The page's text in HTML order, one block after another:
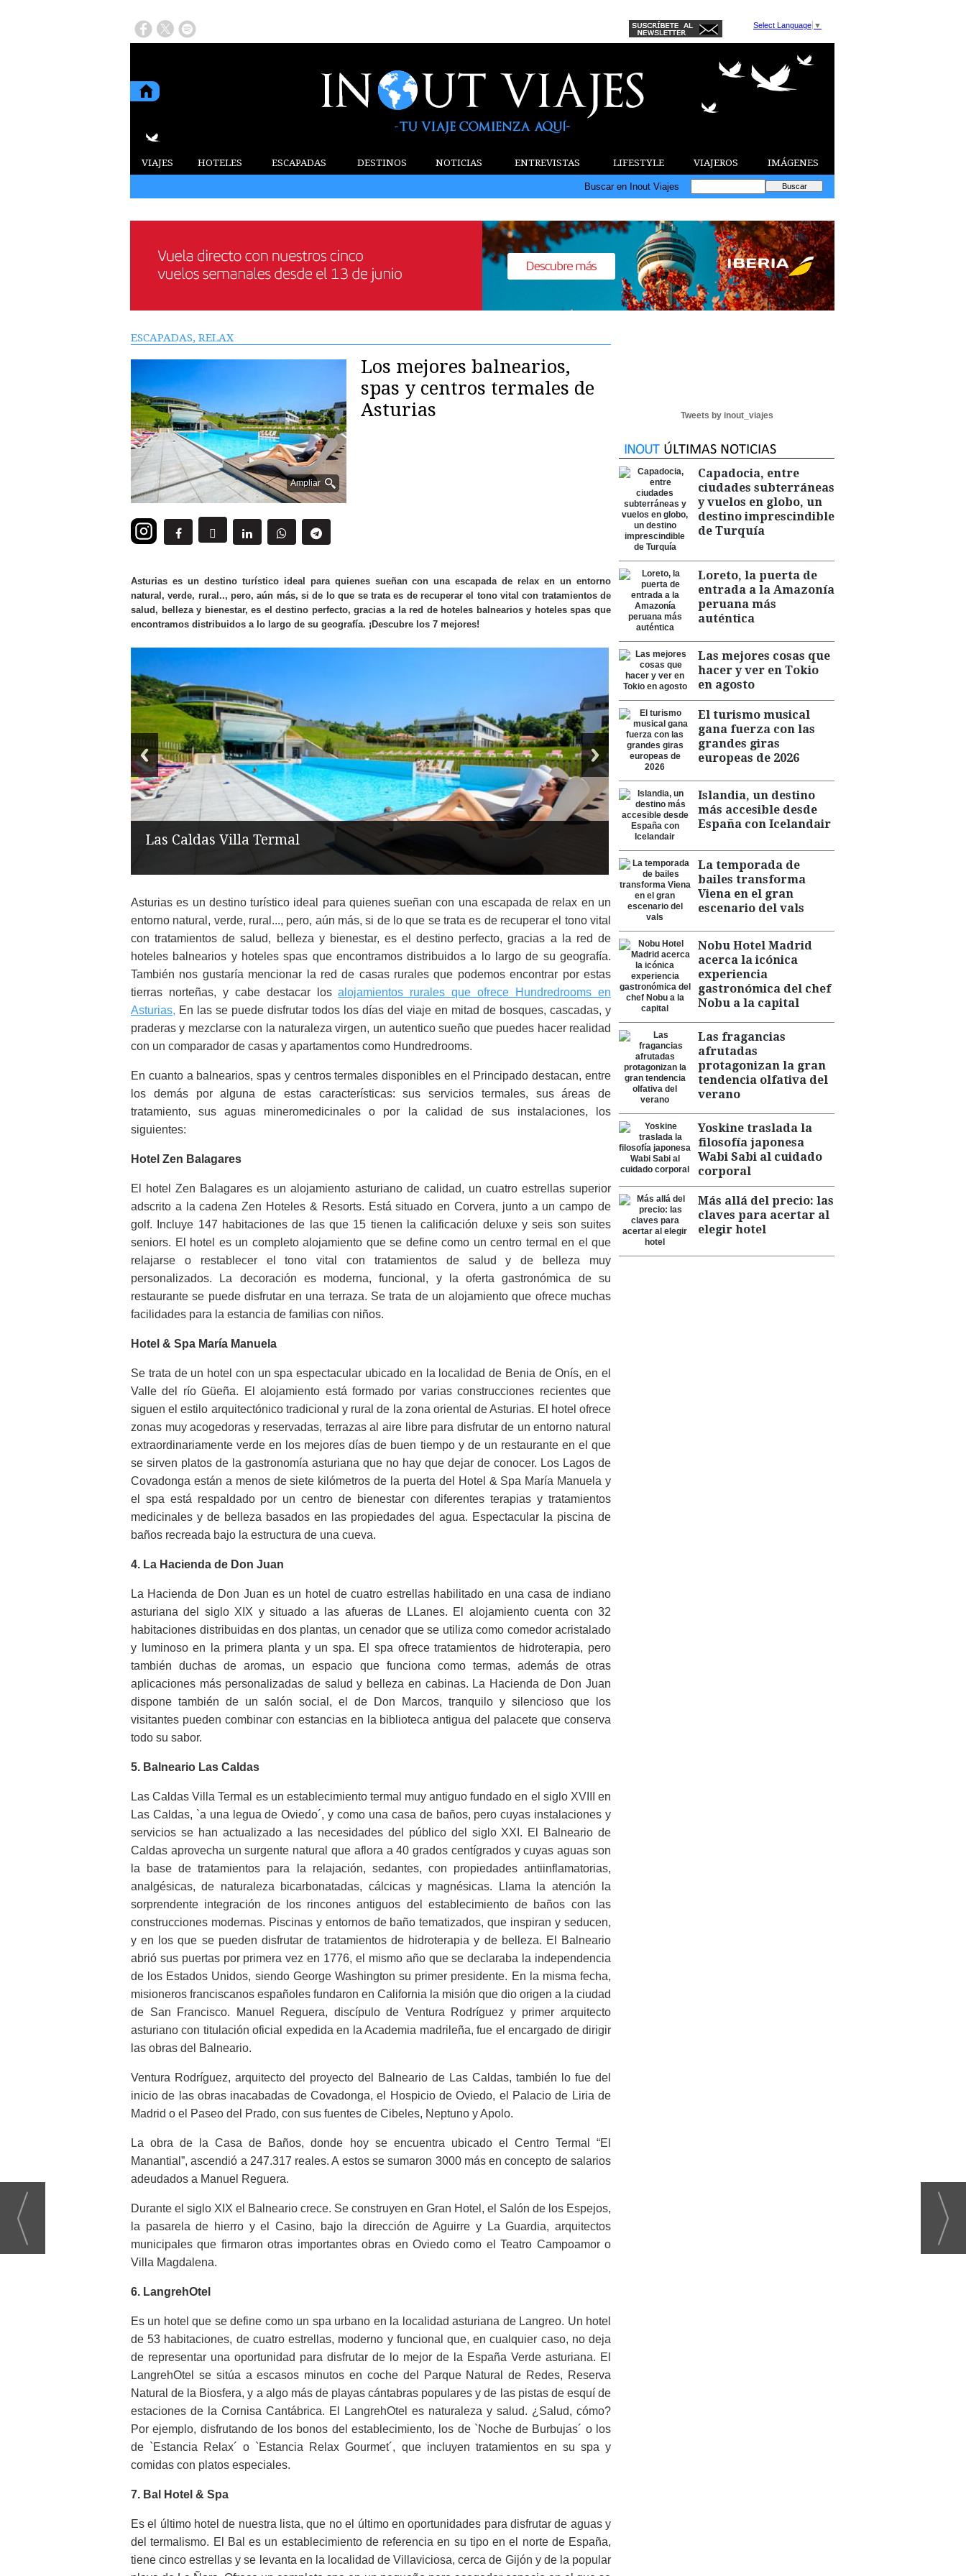
Select Language ▼
VIAJES HOTELES ESCAPADAS DESTINOS NOTICIAS ENTREVISTAS LIFESTYLE VIAJEROS IMÁGENES
Buscar en Inout Viajes
ESCAPADAS, RELAX
Ampliar
Los mejores balnearios,
spas y centros termales de
Asturias
Asturias es un destino turístico ideal para quienes sueñan con una escapada de relax en un entorno
natural, verde, rural.., pero, aún más, si de lo que se trata es de recuperar el tono vital con tratamientos de
salud, belleza y bienestar, es el destino perfecto, gracias a la red de hoteles balnearios y hoteles spas que
encontramos distribuidos a lo largo de su geografía. ¡Descubre los 7 mejores!
Las Caldas Villa Termal
Asturias es un destino turístico ideal para quienes sueñan con una escapada de relax en un
entorno natural, verde, rural..., pero, aún más, si de lo que se trata es de recuperar el tono vital
con tratamientos de salud, belleza y bienestar, es el destino perfecto, gracias a la red de
hoteles balnearios y hoteles spas que encontramos distribuidos a lo largo de su geografía.
También nos gustaría mencionar la red de casas rurales que podemos encontrar por estas
tierras norteñas, y cabe destacar losalojamientos rurales que ofrece Hundredrooms en
Asturias, En las se puede disfrutar todos los días del viaje en mitad de bosques, cascadas, y
praderas y mezclarse con la naturaleza virgen, un autentico sueño que puedes hacer realidad
con un comparador de casas y apartamentos como Hundredrooms.
En cuanto a balnearios, spas y centros termales disponibles en el Principado destacan, entre
los demás por alguna de estas características: sus servicios termales, sus áreas de
tratamiento, sus aguas mineromedicinales o por la calidad de sus instalaciones, los
siguientes:
Hotel Zen Balagares
El hotel Zen Balagares es un alojamiento asturiano de calidad, un cuatro estrellas superior
adscrito a la cadena Zen Hoteles & Resorts. Está situado en Corvera, junto a un campo de
golf. Incluye 147 habitaciones de las que 15 tienen la calificación deluxe y seis son suites
seniors. El hotel es un completo alojamiento que se define como un centro termal en el que
relajarse o restablecer el tono vital con tratamientos de salud y de belleza muy
personalizados. La decoración es moderna, funcional, y la oferta gastronómica de su
restaurante se puede disfrutar en una terraza. Se trata de un alojamiento que ofrece muchas
facilidades para la estancia de familias con niños.
Hotel & Spa María Manuela
Se trata de un hotel con un spa espectacular ubicado en la localidad de Benia de Onís, en el
Valle del río Güeña. El alojamiento está formado por varias construcciones recientes que
siguen el estilo arquitectónico tradicional y rural de la zona oriental de Asturias. El hotel ofrece
zonas muy acogedoras y reservadas, terrazas al aire libre para disfrutar de un entorno natural
extraordinariamente verde en los mejores días de buen tiempo y de un restaurante en el que
se sirven platos de la gastronomía asturiana que no hay que dejar de conocer. Los Lagos de
Covadonga están a menos de siete kilómetros de la puerta del Hotel & Spa María Manuela y
el spa está respaldado por un centro de bienestar con diferentes terapias y tratamientos
medicinales y de belleza basados en las propiedades del agua. Espectacular la piscina de
baños recreada bajo la estructura de una cueva.
4. La Hacienda de Don Juan
La Hacienda de Don Juan es un hotel de cuatro estrellas habilitado en una casa de indiano
asturiana del siglo XIX y situado a las afueras de LLanes. El alojamiento cuenta con 32
habitaciones distribuidas en dos plantas, un cenador que se utiliza como comedor acristalado
y luminoso en la primera planta y un spa. El spa ofrece tratamientos de hidroterapia, pero
también duchas de aromas, un espacio que funciona como termas, además de otras
aplicaciones más personalizadas de salud y belleza en cabinas. La Hacienda de Don Juan
dispone también de un salón social, el de Don Marcos, tranquilo y silencioso que los
visitantes pueden combinar con estancias en la biblioteca antigua del palacete que conserva
todo su sabor.
5. Balneario Las Caldas
Las Caldas Villa Termal es un establecimiento termal muy antiguo fundado en el siglo XVIII en
Las Caldas, `a una legua de Oviedo´, y como una casa de baños, pero cuyas instalaciones y
servicios se han actualizado a las necesidades del público del siglo XXI. El Balneario de
Caldas aprovecha un surgente natural que aflora a 40 grados centígrados y cuyas aguas son
la base de tratamientos para la relajación, sedantes, con propiedades antiinflamatorias,
analgésicas, de naturaleza bicarbonatadas, cálcicas y magnésicas. Llama la atención la
sorprendente integración de los rincones antiguos del establecimiento de baños con las
construcciones modernas. Piscinas y entornos de baño tematizados, que inspiran y seducen,
y en los que se pueden disfrutar de tratamientos de hidroterapia y de belleza. El Balneario
abrió sus puertas por primera vez en 1776, el mismo año que se declaraba la independencia
de los Estados Unidos, siendo George Washington su primer presidente. En la misma fecha,
misioneros franciscanos españoles fundaron en California la misión que dio origen a la ciudad
de San Francisco. Manuel Reguera, discípulo de Ventura Rodríguez y primer arquitecto
asturiano con titulación oficial expedida en la Academia madrileña, fue el encargado de dirigir
las obras del Balneario.
Ventura Rodríguez, arquitecto del proyecto del Balneario de Las Caldas, también lo fue del
inicio de las obras inacabadas de Covadonga, el Hospicio de Oviedo, el Palacio de Liria de
Madrid o el Paseo del Prado, con sus fuentes de Cibeles, Neptuno y Apolo.
La obra de la Casa de Baños, donde hoy se encuentra ubicado el Centro Termal “El
Manantial”, ascendió a 247.317 reales. A estos se sumaron 3000 más en concepto de salarios
adeudados a Manuel Reguera.
Durante el siglo XIX el Balneario crece. Se construyen en Gran Hotel, el Salón de los Espejos,
la pasarela de hierro y el Casino, bajo la dirección de Aguirre y La Guardia, arquitectos
municipales que firmaron otras importantes obras en Oviedo como el Teatro Campoamor o
Villa Magdalena.
6. LangrehOtel
Es un hotel que se define como un spa urbano en la localidad asturiana de Langreo. Un hotel
de 53 habitaciones, de cuatro estrellas, moderno y funcional que, en cualquier caso, no deja
de representar una oportunidad para disfrutar de lo mejor de la España Verde asturiana. El
LangrehOtel se sitúa a escasos minutos en coche del Parque Natural de Redes, Reserva
Natural de la Biosfera, y a algo más de playas cántabras populares y de las pistas de esquí de
estaciones de la Cornisa Cantábrica. El LangrehOtel es naturaleza y salud. ¿Salud, cómo?
Por ejemplo, disfrutando de los bonos del establecimiento, los de `Noche de Burbujas´ o los
de `Estancia Relax´ o `Estancia Relax Gourmet´, que incluyen tratamientos en su spa y
comidas con platos especiales.
7. Bal Hotel & Spa
Es el último hotel de nuestra lista, que no el último en oportunidades para disfrutar de aguas y
del termalismo. El Bal es un establecimiento de referencia en su tipo en el norte de España,
tiene cinco estrellas y se levanta en la localidad de Villaviciosa, cerca de Gijón y de la popular
Tweets by inout_viajes
Capadocia, entre
ciudades subterráneas
y vuelos en globo, un
destino imprescindible
de Turquía
Loreto, la puerta de
entrada a la Amazonía
peruana más
auténtica
Las mejores cosas que
hacer y ver en Tokio
en agosto
El turismo musical
gana fuerza con las
grandes giras
europeas de 2026
Islandia, un destino
más accesible desde
España con Icelandair
La temporada de
bailes transforma
Viena en el gran
escenario del vals
Nobu Hotel Madrid
acerca la icónica
experiencia
gastronómica del chef
Nobu a la capital
Las fragancias
afrutadas
protagonizan la gran
tendencia olfativa del
verano
Yoskine traslada la
filosofía japonesa
Wabi Sabi al cuidado
corporal
Más allá del precio: las
claves para acertar al
elegir hotel